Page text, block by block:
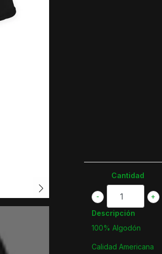
Cantidad
+
-
Descripción
100% Algodón
Calidad Americana